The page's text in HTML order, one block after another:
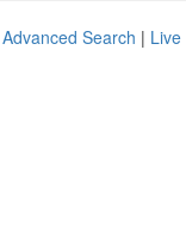
Advanced Search | Live